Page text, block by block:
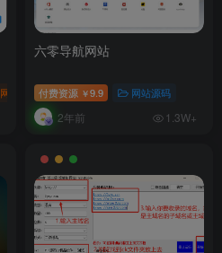
网站源码
六零导航网站
付费资源 ￥9.9 网站源码
2年前 1.3W+